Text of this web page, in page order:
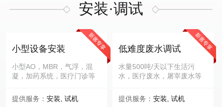
安装·调试
小型设备安装
小型AO，MBR，气浮，混
凝，加药系统，医疗门诊等
提供服务： 安装, 试机
低难度废水调试
水量500吨/天以下生活污
水，医疗废水，屠宰废水等
提供服务： 安装, 试机